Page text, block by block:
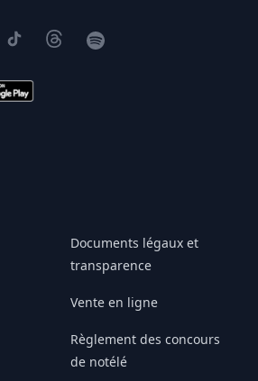
TikTokThreadsSpotify
Play
journalistique
Documents légaux et
transparence
Vente en ligne
Règlement des concours
de notélé